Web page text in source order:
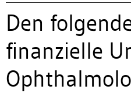
Den
finanzielle